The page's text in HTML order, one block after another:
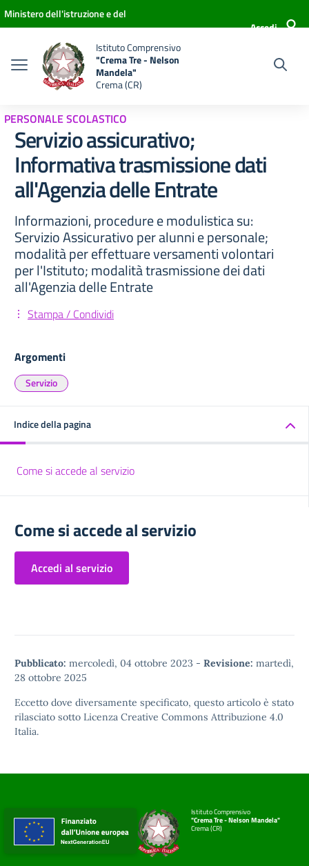
Vai ai contenuti
Vai al menu di navigazione
Vai al footer
Ministero dell'istruzione e del
Accedi
Istituto Comprensivo
"Crema Tre - Nelson
Mandela"
Crema (CR)
PERSONALE SCOLASTICO
Servizio assicurativo;
Informativa trasmissione dati
all'Agenzia delle Entrate
Informazioni, procedure e modulistica su:
Servizio Assicurativo per alunni e personale;
modalità per effettuare versamenti volontari
per l'Istituto; modalità trasmissione dei dati
all'Agenzia delle Entrate
Stampa / Condividi
Argomenti
Servizio
Indice della pagina
Come si accede al servizio
Come si accede al servizio
Accedi al servizio
Pubblicato: mercoledì, 04 ottobre 2023 - Revisione: martedì,
28 ottobre 2025
Eccetto dove diversamente specificato, questo articolo è stato
rilasciato sotto Licenza Creative Commons Attribuzione 4.0
Italia.
Istituto Comprensivo
"Crema Tre - Nelson Mandela"
Crema (CR)